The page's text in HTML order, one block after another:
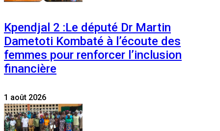
Kpendjal 2 :Le député Dr Martin
Dametoti Kombaté à l’écoute des
femmes pour renforcer l’inclusion
financière
1 août 2026